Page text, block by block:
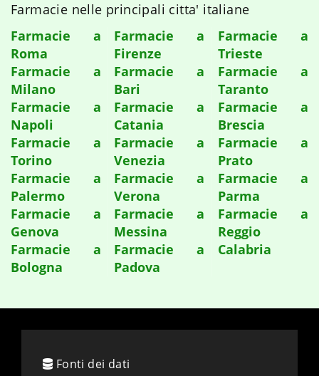
Farmacie nelle principali citta' italiane
Farmacie a
Roma
Farmacie a
Milano
Farmacie a
Napoli
Farmacie a
Torino
Farmacie a
Palermo
Farmacie a
Genova
Farmacie a
Bologna
Farmacie a
Firenze
Farmacie a
Bari
Farmacie a
Catania
Farmacie a
Venezia
Farmacie a
Verona
Farmacie a
Messina
Farmacie a
Padova
Farmacie a
Trieste
Farmacie a
Taranto
Farmacie a
Brescia
Farmacie a
Prato
Farmacie a
Parma
Farmacie a
Reggio
Calabria
Fonti dei dati